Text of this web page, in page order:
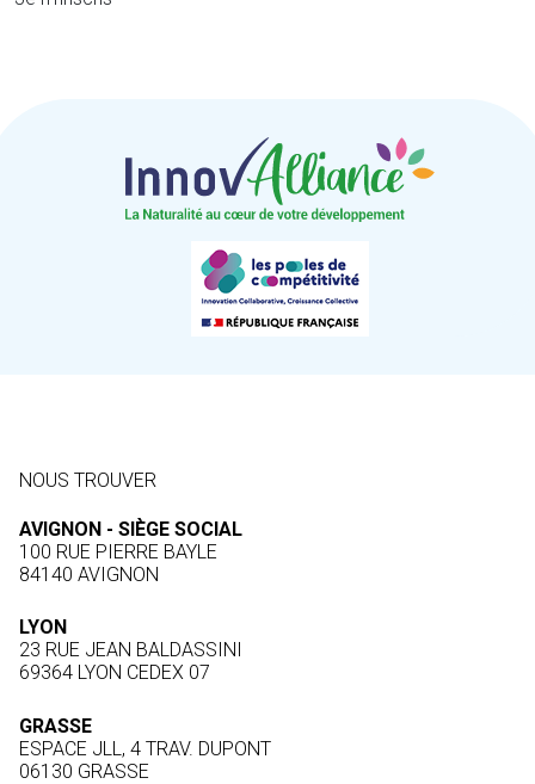
NOUS TROUVER
AVIGNON - SIÈGE SOCIAL
100 RUE PIERRE BAYLE
84140 AVIGNON
LYON
23 RUE JEAN BALDASSINI
69364 LYON CEDEX 07
GRASSE
ESPACE JLL, 4 TRAV. DUPONT
06130 GRASSE